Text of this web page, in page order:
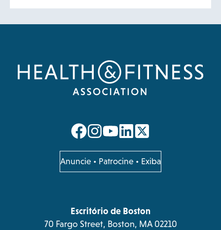
opens
a
new
opens
a
new
opens
a
new
opens
a
new
Anuncie opens
in
tab
• Patrocine • Exiba
Escritório de Boston
70 Fargo Street, Boston, MA 02210